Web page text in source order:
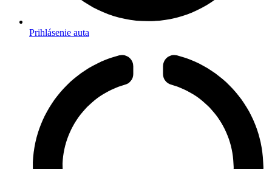
Prihlásenie auta